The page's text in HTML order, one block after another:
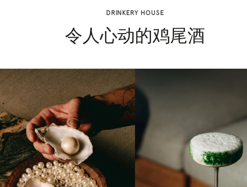
DRINKERY HOUSE
令人心动的鸡尾酒